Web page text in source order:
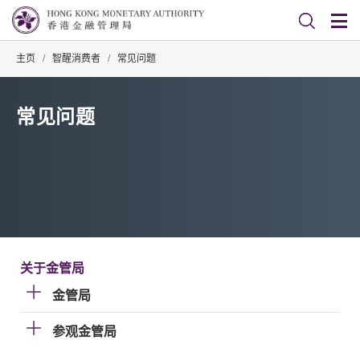
主页 / 智醒消费者 / 常见问题
常见问题
关于金管局
金管局
参观金管局